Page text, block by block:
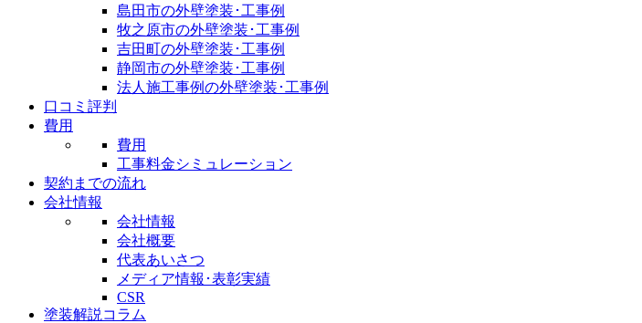
島田市の外壁塗装･工事例
牧之原市の外壁塗装･工事例
吉田町の外壁塗装･工事例
静岡市の外壁塗装･工事例
法人施工事例の外壁塗装･工事例
口コミ評判
費用
費用
工事料金シミュレーション
契約までの流れ
会社情報
会社情報
会社概要
代表あいさつ
メディア情報･表彰実績
CSR
塗装解説コラム